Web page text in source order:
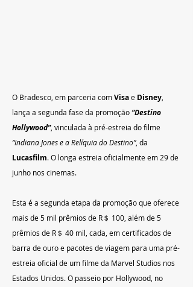
O Bradesco, em parceria com Visa e Disney
lança a segunda fase da promoção “Destino
Hollywood”, vinculada à pré-estreia do filme
“Indiana Jones e a Relíquia do Destino”, da
Lucasfilm. O longa estreia oficialmente em 29 de
junho nos cinemas.
Esta é a segunda etapa da promoção que oferece
mais de 5 mil prêmios de R＄ 100, além de 5
prêmios de R＄ 40 mil, cada, em certificados de
barra de ouro e pacotes de viagem para uma pré-
estreia oficial de um filme da Marvel Studios nos
Estados Unidos. O passeio por Hollywood, no